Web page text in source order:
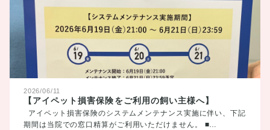
2026/06/11
【アイペット損害保険をご利用の飼い主様へ】
アイペット損害保険のシステムメンテナンス実施に伴い、下記
期間は当院での窓口精算がご利用いただけません。 ■…